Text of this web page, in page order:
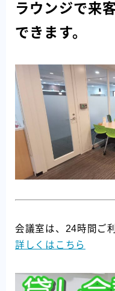
ラウンジで来
できます。
会議室は、24時間ご
詳しくはこちら